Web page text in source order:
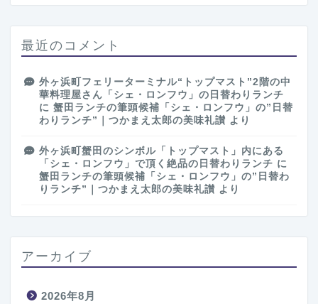
最近のコメント
外ヶ浜町フェリーターミナル“トップマスト”2階の中
華料理屋さん「シェ・ロンフウ」の日替わりランチ
に 蟹田ランチの筆頭候補「シェ・ロンフウ」の”日替
わりランチ”｜つかまえ太郎の美味礼讃 より
外ヶ浜町蟹田のシンボル「トップマスト」内にある
「シェ・ロンフウ」で頂く絶品の日替わりランチ に
蟹田ランチの筆頭候補「シェ・ロンフウ」の”日替わ
りランチ”｜つかまえ太郎の美味礼讃 より
アーカイブ
2026年8月